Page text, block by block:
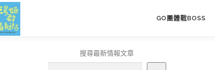
GO團體戰BOSS
搜尋最新情報文章